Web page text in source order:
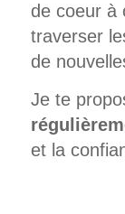
de coeur à
traverser
de
Je te
et la